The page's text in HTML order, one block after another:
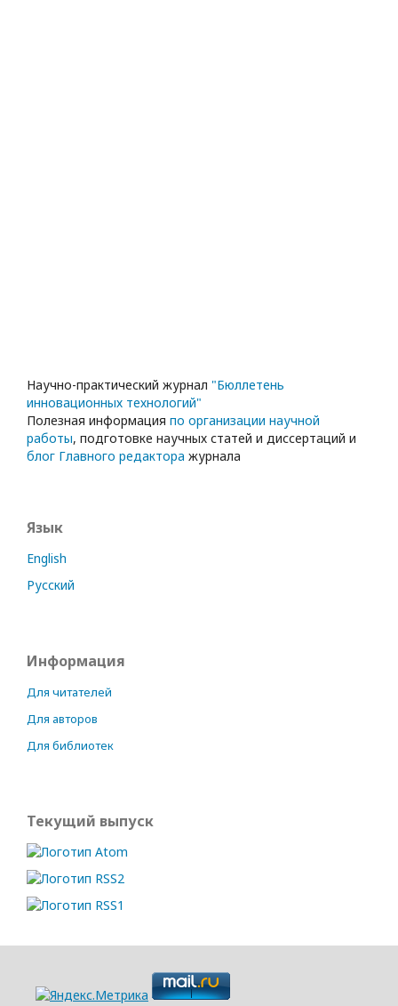
Научно-практический журнал "Бюллетень
инновационных технологий"
Полезная информация по организации научной
работы, подготовке научных статей и диссертаций и
блог Главного редактора журнала
Язык
English
Русский
Информация
Для читателей
Для авторов
Для библиотек
Текущий выпуск